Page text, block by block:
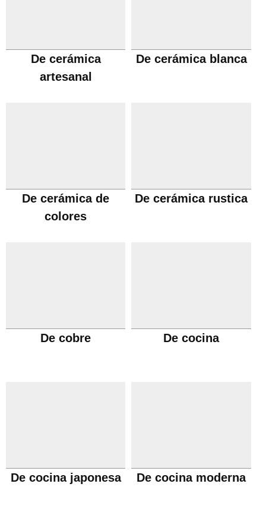
De cerámica
artesanal
De cerámica blanca
De cerámica de
colores
De cerámica rustica
De cobre De cocina
De cocina japonesa De cocina moderna